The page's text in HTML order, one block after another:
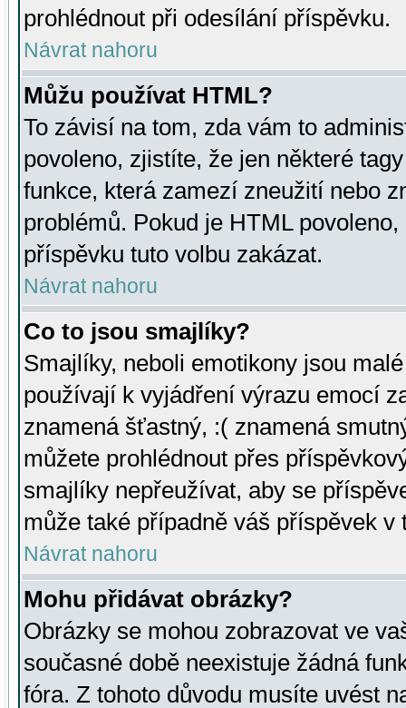
prohlédnout při odesílání příspěvku.
Návrat nahoru
Můžu používat HTML?
To závisí na tom, zda vám to
povoleno, zjistíte, že jen některé
funkce, která zamezí zneužití nebo
problémů. Pokud je HTML
příspěvku tuto volbu zakázat.
Návrat nahoru
Co to jsou smajlíky?
Smajlíky, neboli emotikony jsou
používají k vyjádření výrazu emocí
znamená šťastný, :( znamená
můžete prohlédnout přes
smajlíky nepřeužívat, aby se
může také případně váš příspěvek v
Návrat nahoru
Mohu přidávat obrázky?
Obrázky se mohou zobrazovat ve
současné době neexistuje žádná
fóra. Z tohoto důvodu musíte uvést